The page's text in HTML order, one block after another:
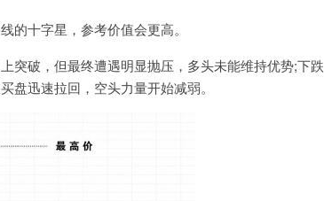
的十字星，参考价值会更高。
突破，但最终遭遇明显抛压，多头未能维持优势;下跌
盘迅速拉回，空头力量开始减弱。